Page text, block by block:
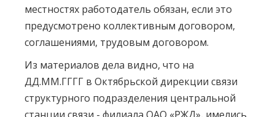
местностях работодатель обязан, если это
предусмотрено коллективным договором,
соглашениями, трудовым договором.
Из материалов дела видно, что на
ДД.ММ.ГГГГ в Октябрьской дирекции связи
структурного подразделения центральной